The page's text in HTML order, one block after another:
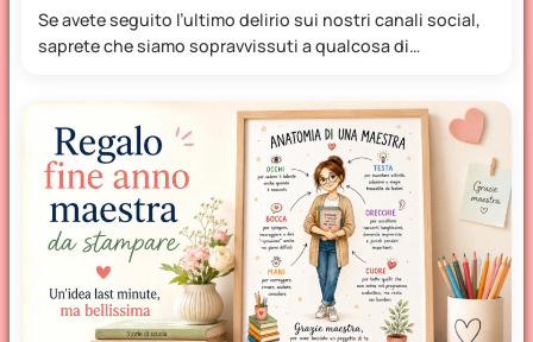
Se avete seguito l’ultimo delirio sui nostri canali social,
saprete che siamo sopravvissuti a qualcosa di